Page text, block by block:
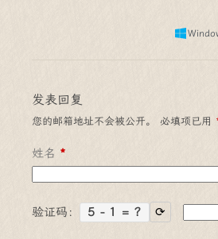
发表回复
您的邮箱地址不会被公开。 必填项已用
姓名 *
验证码： 5 - 1 = ? ⟳